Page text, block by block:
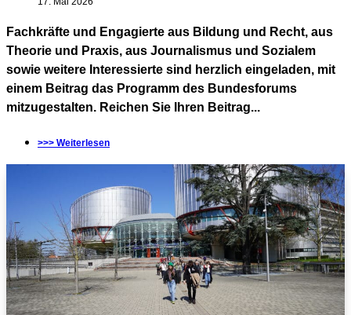
Fachkräfte und Engagierte aus Bildung und Recht, aus
Theorie und Praxis, aus Journalismus und Sozialem
sowie weitere Interessierte sind herzlich eingeladen, mit
einem Beitrag das Programm des Bundesforums
mitzugestalten. Reichen Sie Ihren Beitrag...
>>> Weiterlesen